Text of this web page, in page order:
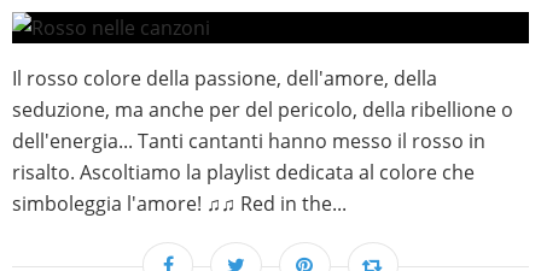
Il rosso colore della passione, dell'amore, della
seduzione, ma anche per del pericolo, della ribellione o
dell'energia... Tanti cantanti hanno messo il rosso in
risalto. Ascoltiamo la playlist dedicata al colore che
simboleggia l'amore! ♫♫ Red in the...